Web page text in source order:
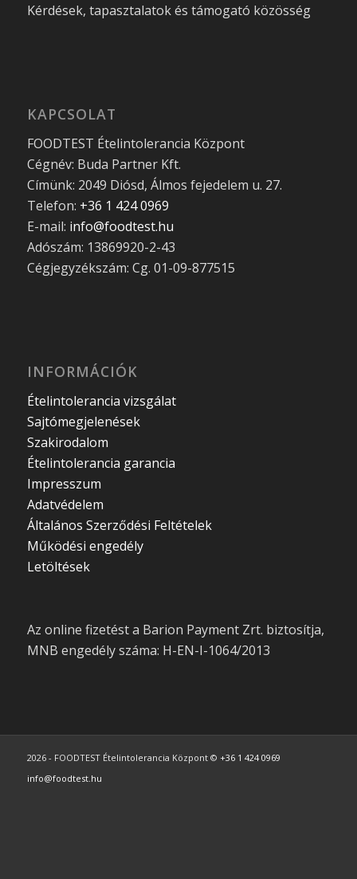
Kérdések, tapasztalatok és támogató közösség
KAPCSOLAT
FOODTEST Ételintolerancia Központ
Cégnév: Buda Partner Kft.
Címünk: 2049 Diósd, Álmos fejedelem u. 27.
Telefon: +36 1 424 0969
E-mail: info@foodtest.hu
Adószám: 13869920-2-43
Cégjegyzékszám: Cg. 01-09-877515
INFORMÁCIÓK
Ételintolerancia vizsgálat
Sajtómegjelenések
Szakirodalom
Ételintolerancia garancia
Impresszum
Adatvédelem
Általános Szerződési Feltételek
Működési engedély
Letöltések
Az online fizetést a Barion Payment Zrt. biztosítja,
MNB engedély száma: H-EN-I-1064/2013
2026 - FOODTEST Ételintolerancia Központ © +36 1 424 0969
info@foodtest.hu